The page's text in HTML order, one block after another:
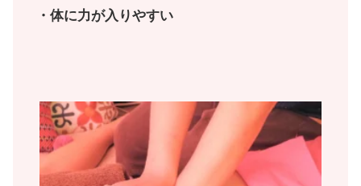
・体に力が入りやすい